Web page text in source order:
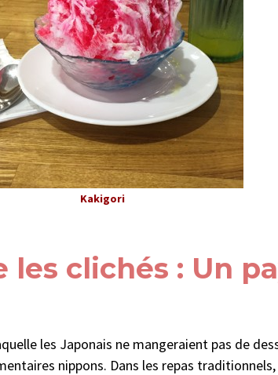
Kakigori
les clichés : Un
les Japonais ne mangeraient pas de
nippons. Dans les repas